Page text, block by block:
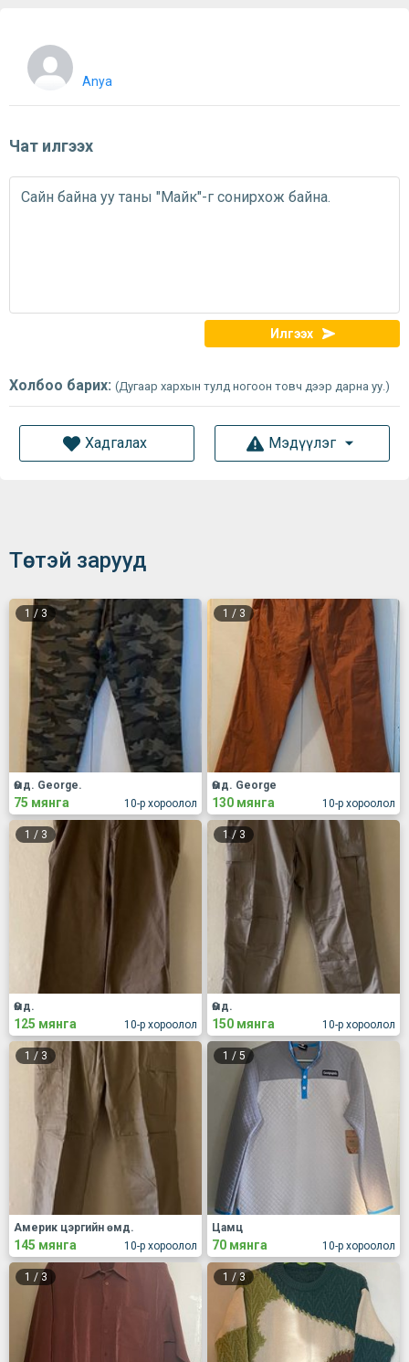
Anya
Чат илгээх
Илгээх
Холбоо барих: (Дугаар хархын тулд ногоон товч дээр дарна уу.)
Хадгалах Мэдүүлэг
Төстэй зарууд
1 / 3
10-р хороолол
Өмд. George.
75 мянга
1 / 3
10-р хороолол
Өмд. George
130 мянга
1 / 3
10-р хороолол
Өмд.
125 мянга
1/ 3
10-р хороолол
Өмд.
150 мянга
1 / 3
10-р хороолол
Америк цэргийн өмд.
145 мянга
1 / 5
10-р хороолол
Цамц
70 мянга
1 /3 1 /3